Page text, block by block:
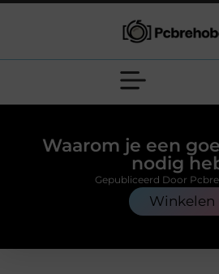
Waarom je een
nodig
Winkelen
Gepubliceerd Door